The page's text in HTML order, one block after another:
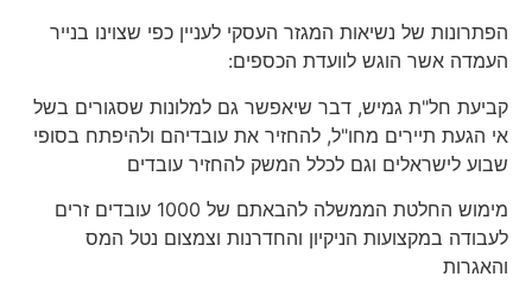
הפתרונות של נשיאות המגזר העסקי לעניין כפי שצוינו בנייר
העמדה אשר הוגש לוועדת הכספים:
קביעת חל"ת גמיש, דבר שיאפשר גם למלונות שסגורים בשל
אי הגעת תיירים מחו"ל, להחזיר את עובדיהם ולהיפתח בסופי
שבוע לישראלים וגם לכלל המשק להחזיר עובדים
מימוש החלטת הממשלה להבאתם של 1000 עובדים זרים
לעבודה במקצועות הניקיון והחדרנות וצמצום נטל המס
והאגרות